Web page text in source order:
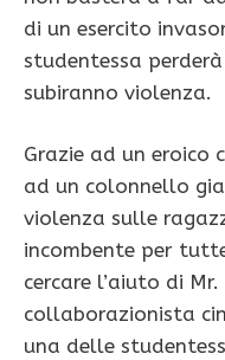
di un esercito
studentessa
subiranno violenza.
Grazie ad un eroico
ad un colonnello
violenza sulle
incombente per
cercare l’aiuto di Mr.
collaborazionista
una delle